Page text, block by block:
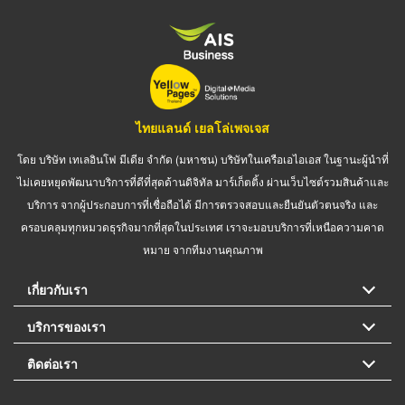
ไทยแลนด์ เยลโล่เพจเจส
โดย บริษัท เทเลอินโฟ มีเดีย จำกัด (มหาชน) บริษัทในเครือเอไอเอส ในฐานะผู้นำที่
ไม่เคยหยุดพัฒนาบริการที่ดีที่สุดด้านดิจิทัล มาร์เก็ตติ้ง ผ่านเว็บไซต์รวมสินค้าและ
บริการ จากผู้ประกอบการที่เชื่อถือได้ มีการตรวจสอบและยืนยันตัวตนจริง และ
ครอบคลุมทุกหมวดธุรกิจมากที่สุดในประเทศ เราจะมอบบริการที่เหนือความคาด
หมาย จากทีมงานคุณภาพ
เกี่ยวกับเรา
บริการของเรา
ติดต่อเรา